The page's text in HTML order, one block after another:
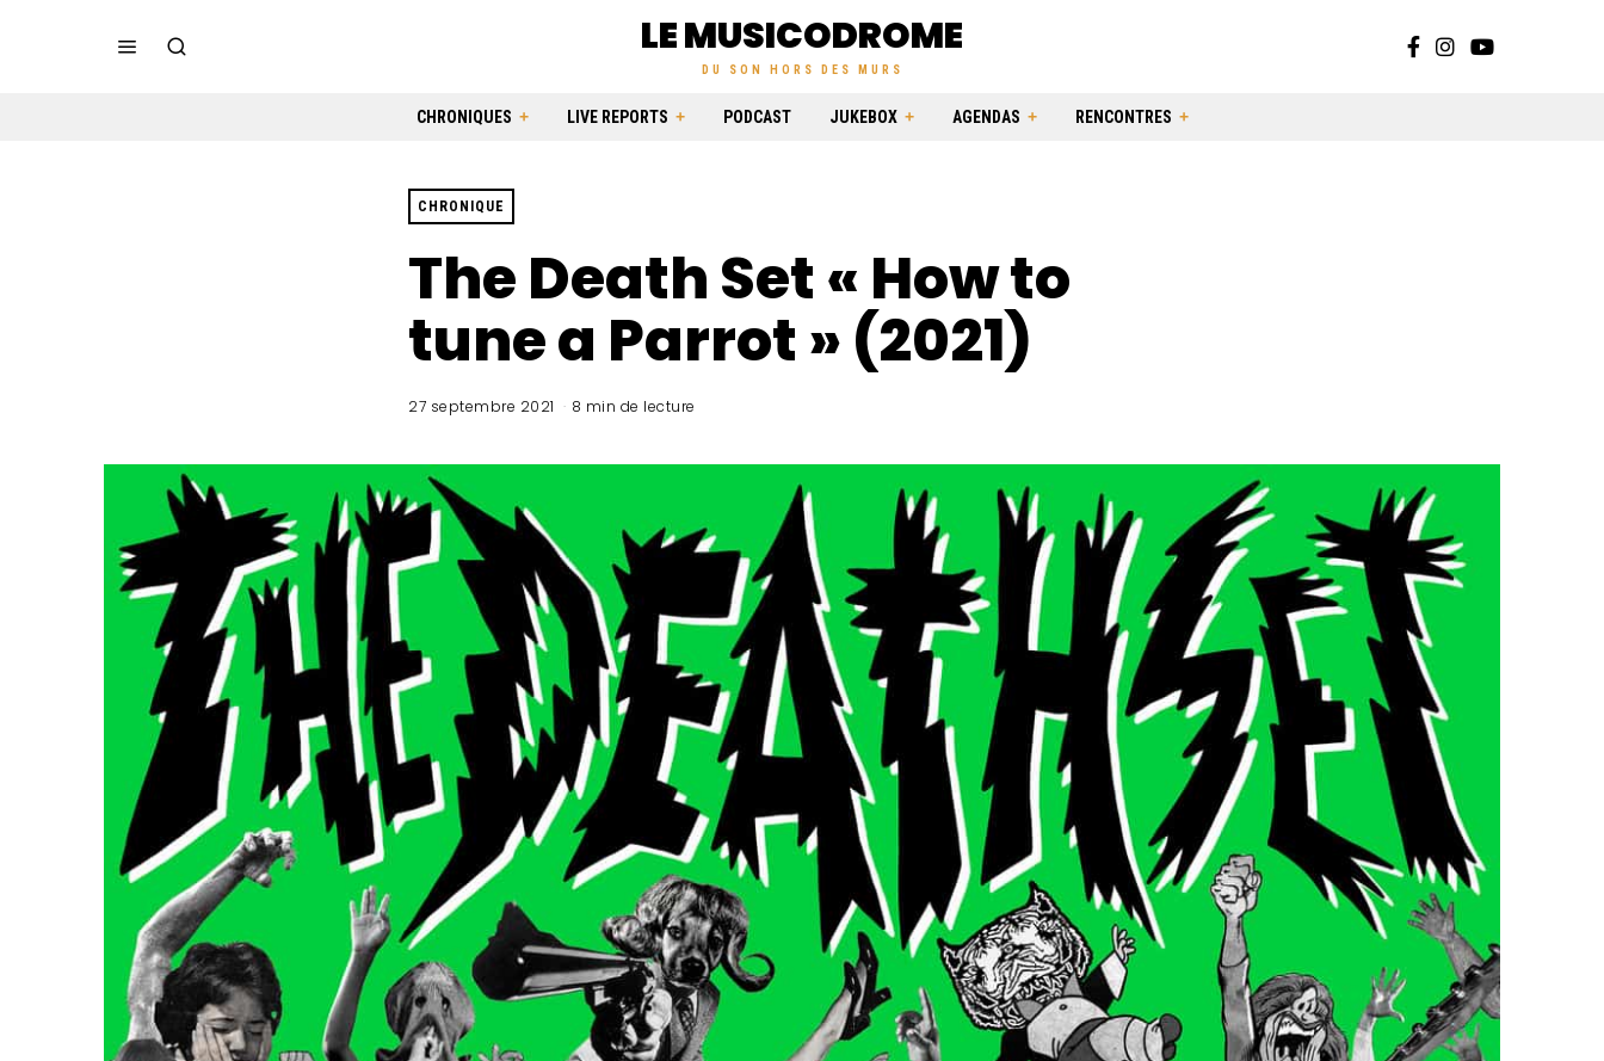
LE MUSICODROME
DU SON HORS DES MURS
CHRONIQUES LIVE REPORTS PODCAST JUKEBOX AGENDAS RENCONTRES
CHRONIQUE
The Death Set « How to
tune a Parrot » (2021)
27 septembre 2021 8 min de lecture